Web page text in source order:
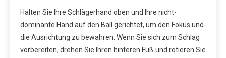
Halten Sie Ihre Schlägerhand oben und Ihre nicht-
dominante Hand auf den Ball gerichtet, um den Fokus und
die Ausrichtung zu bewahren. Wenn Sie sich zum Schlag
vorbereiten, drehen Sie Ihren hinteren Fuß und rotieren Sie